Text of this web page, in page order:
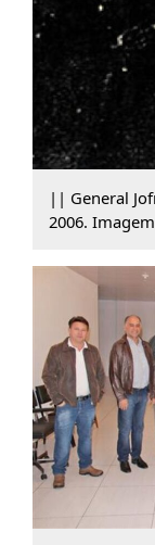
|| General
2006.